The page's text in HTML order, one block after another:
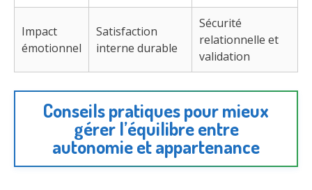
Impact
émotionnel
Satisfaction
interne durable
Sécurité
relationnelle et
validation
Conseils pratiques pour mieux
gérer l’équilibre entre
autonomie et appartenance